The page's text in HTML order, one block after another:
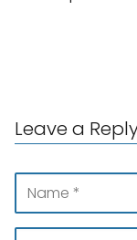
Leave a